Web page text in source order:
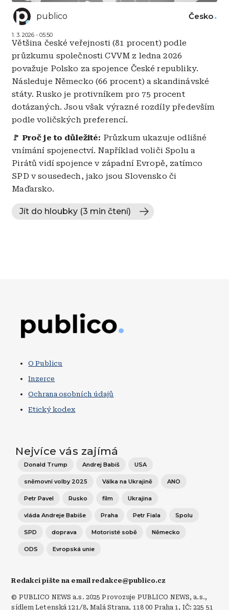
publico
1. 3. 2026 - 05:50
Česko
Většina české veřejnosti (81 procent) podle
průzkumu společnosti CVVM z ledna 2026
považuje Polsko za spojence České republiky.
Následuje Německo (66 procent) a skandinávské
státy. Rusko je protivníkem pro 75 procent
dotázaných. Jsou však výrazné rozdíly především
podle voličských preferencí.
🚩 Proč je to důležité: Průzkum ukazuje odlišné
vnímání spojenectví. Například voliči Spolu a
Pirátů vidí spojence v západní Evropě, zatímco
SPD v sousedech, jako jsou Slovensko či
Maďarsko.
Jít do hloubky (3 min čtení)
O Publicu
Inzerce
Ochrana osobních údajů
Etický kodex
Nejvíce vás zajímá
Donald Trump Andrej Babiš USA
sněmovní volby 2025 Válka na Ukrajině ANO
Petr Pavel Rusko film Ukrajina
vláda Andreje Babiše Praha Petr Fiala Spolu
SPD doprava Motoristé sobě Německo
ODS Evropská unie
Redakci pište na email redakce@publico.cz
© PUBLICO NEWS a.s. 2025 Provozuje PUBLICO NEWS, a.s.,
sídlem Letenská 121/8, Malá Strana, 118 00 Praha 1, IČ: 225 51